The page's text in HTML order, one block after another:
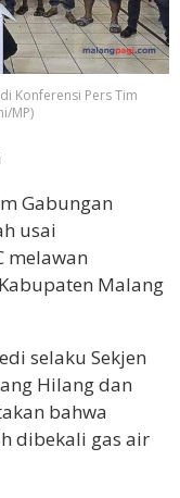
Konferensi Pers Tim
MP)
Gabungan
usai
melawan
Malang
selaku Sekjen
Hilang dan
bahwa
dibekali gas air